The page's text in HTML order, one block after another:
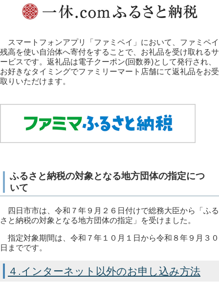
スマートフォンアプリ「ファミペイ」において、ファミペイ
残高を使い自治体へ寄付をすることで、お礼品を受け取れるサ
ービスです。返礼品は電子クーポン(回数券)として発行され、
お好きなタイミングでファミリーマート店舗にて返礼品をお受
取りいただけます。
ふるさと納税の対象となる地方団体の指定につ
いて
四日市市は、令和７年９月２６日付けで総務大臣から「ふる
さと納税の対象となる地方団体の指定」を受けました。
指定対象期間は、令和７年１０月１日から令和８年９月３０
日までです。
４.インターネット以外のお申し込み方法